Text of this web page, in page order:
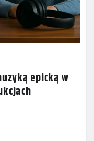
epicką w